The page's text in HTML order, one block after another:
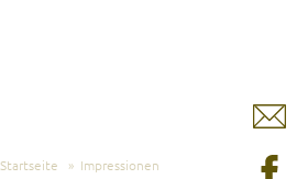
Startseite
Impressionen